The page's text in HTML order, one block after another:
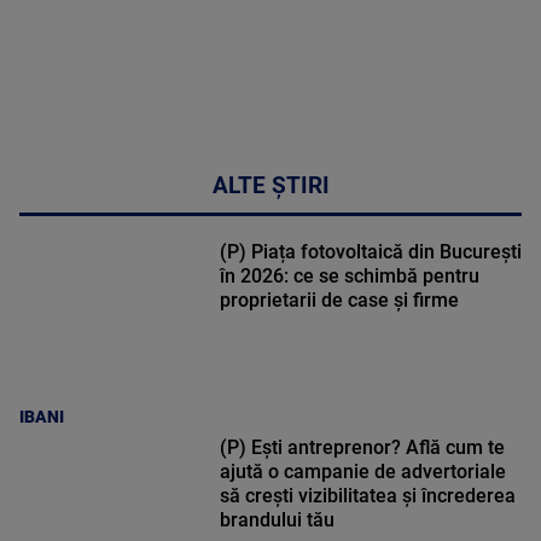
ALTE ȘTIRI
IBANI
(P) Piața fotovoltaică din București
în 2026: ce se schimbă pentru
proprietarii de case și firme
(P) Ești antreprenor? Află cum te
ajută o campanie de advertoriale
să crești vizibilitatea și încrederea
brandului tău